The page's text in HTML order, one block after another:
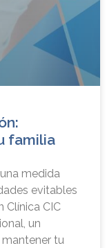
familia
medida
evitables
Clínica CIC
un
tu